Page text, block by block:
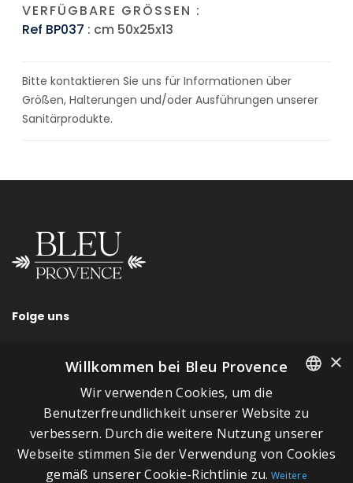
VERFÜGBARE GRÖSSEN :
Ref BP037 : cm 50x25x13
Bitte kontaktieren Sie uns für Informationen über
Größen, Halterungen und/oder Ausführungen unserer
Sanitärprodukte.
Folge uns
SCHNELLLINKS
Über Bleu Provence
Impressum
FRENCH
ITALIAN
×
Willkommen bei Bleu Provence
Wir verwenden Cookies, um die
Benutzerfreundlichkeit unserer Website zu
verbessern. Durch die weitere Nutzung unserer
Webseite stimmen Sie der Verwendung von Cookies
gemäß unserer Cookie-Richtlinie zu. Weitere